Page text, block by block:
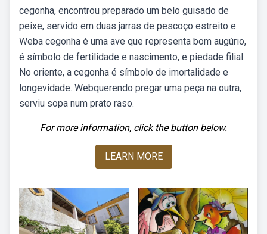
cegonha, encontrou preparado um belo guisado de
peixe, servido em duas jarras de pescoço estreito e.
Weba cegonha é uma ave que representa bom augúrio,
é símbolo de fertilidade e nascimento, e piedade filial.
No oriente, a cegonha é símbolo de imortalidade e
longevidade. Webquerendo pregar uma peça na outra,
serviu sopa num prato raso.
For more information, click the button below.
LEARN MORE